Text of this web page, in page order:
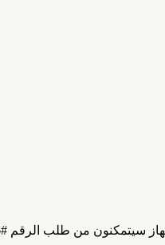
من عرض اليوم الذي سيقدم لهم أحد العروض التالية: